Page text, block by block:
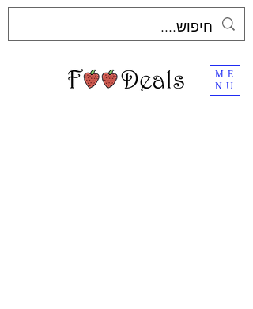
ME
NU